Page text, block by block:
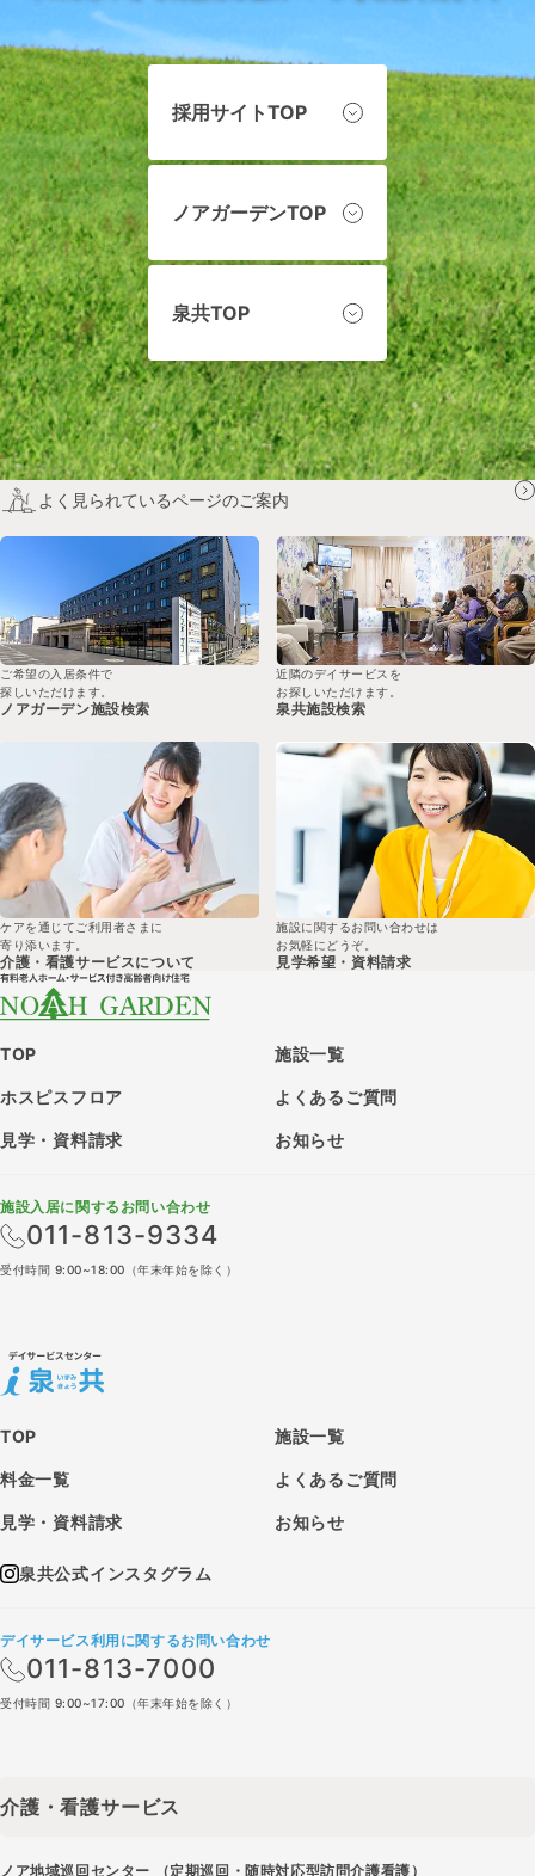
採用サイトTOP
ノアガーデンTOP
泉共TOP
よく見られているページのご案内
ご希望の入居条件で
探しいただけます。
ノアガーデン施設検索
近隣のデイサービスを
お探しいただけます。
泉共施設検索
ケアを通じてご利用者さまに
寄り添います。
介護・看護サービスについて
施設に関するお問い合わせは
お気軽にどうぞ。
見学希望・ 資料請求
介護・看護サービス
TOP 施設一覧
ホスピスフロア よくあるご質問
見学・資料請求 お知らせ
TOP 施設一覧
料金一覧 よくあるご質問
見学・資料請求 お知らせ
泉共公式インスタグラム
ノア地域巡回センター （定期巡回・随時対応型訪問介護看護）
施設入居に関するお問い合わせ
011-813-9334
受付時間 9:00~18:00（年末年始を除く）
デイサービス利用に関するお問い合わせ
011-813-7000
受付時間 9:00~17:00（年末年始を除く）